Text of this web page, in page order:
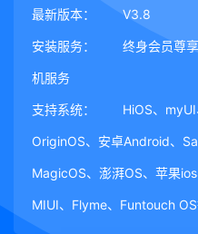
最新版本： V3.8
安装服务： 终身会员尊
机服务
支持系统： HiOS、myUI
OriginOS、安卓Android、
MagicOS、澎湃OS、苹果
MIUI、Flyme、Funtouch